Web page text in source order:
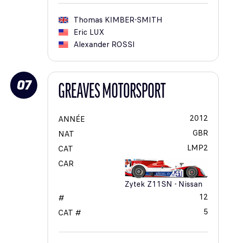
Thomas KIMBER-SMITH
Eric LUX
Alexander ROSSI
07 GREAVES MOTORSPORT
ANNÉE
2012
NAT
GBR
CAT
LMP2
CAR
Zytek Z11SN - Nissan
#
12
CAT #
5